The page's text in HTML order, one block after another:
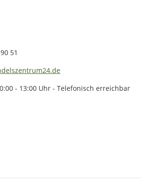
51
- 13:00 Uhr - Telefonisch erreichbar